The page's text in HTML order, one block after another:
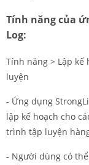
Tính năng của
Log:
Tính năng > Lập
luyện
- Ứng dụng
lập kế hoạch cho
trình tập luyện
- Người dùng có